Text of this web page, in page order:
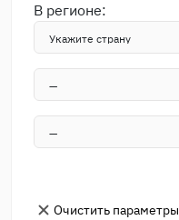
В регионе:
Очистить параметры